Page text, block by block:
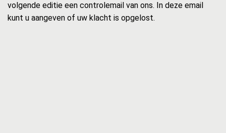
volgende editie een controlemail van ons. In deze email
kunt u aangeven of uw klacht is opgelost.